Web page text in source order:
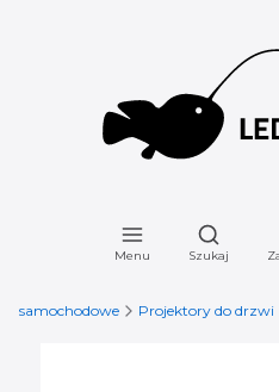
Menu
Otwórz
Szukaj
samochodowe Projektory do drzwi